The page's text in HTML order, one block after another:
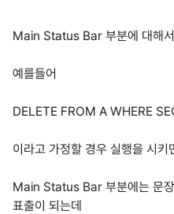
Main Status Bar 부분에 대해
예를들어
DELETE FROM A WHERE
이라고 가정할 경우 실행을 시키
Main Status Bar 부분에는 문
표출이 되는데